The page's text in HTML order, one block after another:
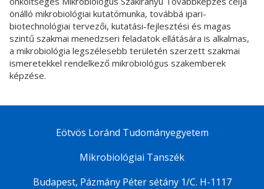
önálló mikrobiológiai kutatómunka, továbbá ipari-
biotechnológiai tervezői, kutatási-fejlesztési és magas
szintű szakmai menedzseri feladatok ellátására is alkalmas,
a mikrobiológia legszélesebb területén szerzett szakmai
ismeretekkel rendelkező mikrobiológus szakemberek
képzése.
Eötvös Loránd Tudományegyetem
Mikrobiológiai Tanszék
Budapest, Pázmány Péter sétány 1/C. H-1117